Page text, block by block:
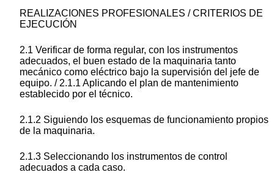
REALIZACIONES PROFESIONALES / CRITERIOS DE
EJECUCIÓN
2.1 Verificar de forma regular, con los instrumentos
adecuados, el buen estado de la maquinaria tanto
mecánico como eléctrico bajo la supervisión del jefe de
equipo. / 2.1.1 Aplicando el plan de mantenimiento
establecido por el técnico.
2.1.2 Siguiendo los esquemas de funcionamiento propios
de la maquinaria.
2.1.3 Seleccionando los instrumentos de control
adecuados a cada caso.